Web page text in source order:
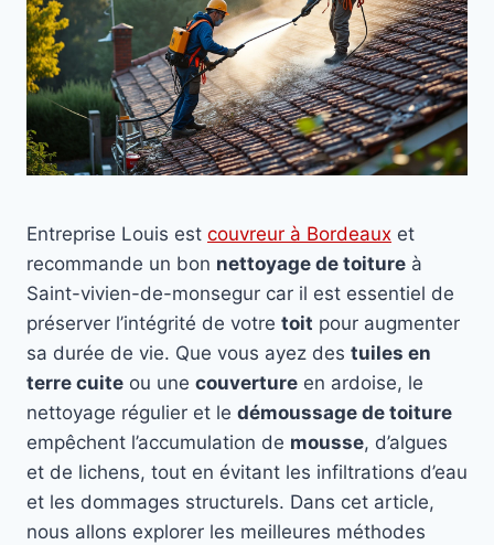
Entreprise Louis est couvreur à Bordeaux et
recommande un bon nettoyage de toiture à
Saint-vivien-de-monsegur car il est essentiel de
préserver l’intégrité de votre toit pour augmenter
sa durée de vie. Que vous ayez des tuiles en
terre cuite ou une couverture en ardoise, le
nettoyage régulier et le démoussage de toiture
empêchent l’accumulation de mousse, d’algues
et de lichens, tout en évitant les infiltrations d’eau
et les dommages structurels. Dans cet article,
nous allons explorer les meilleures méthodes